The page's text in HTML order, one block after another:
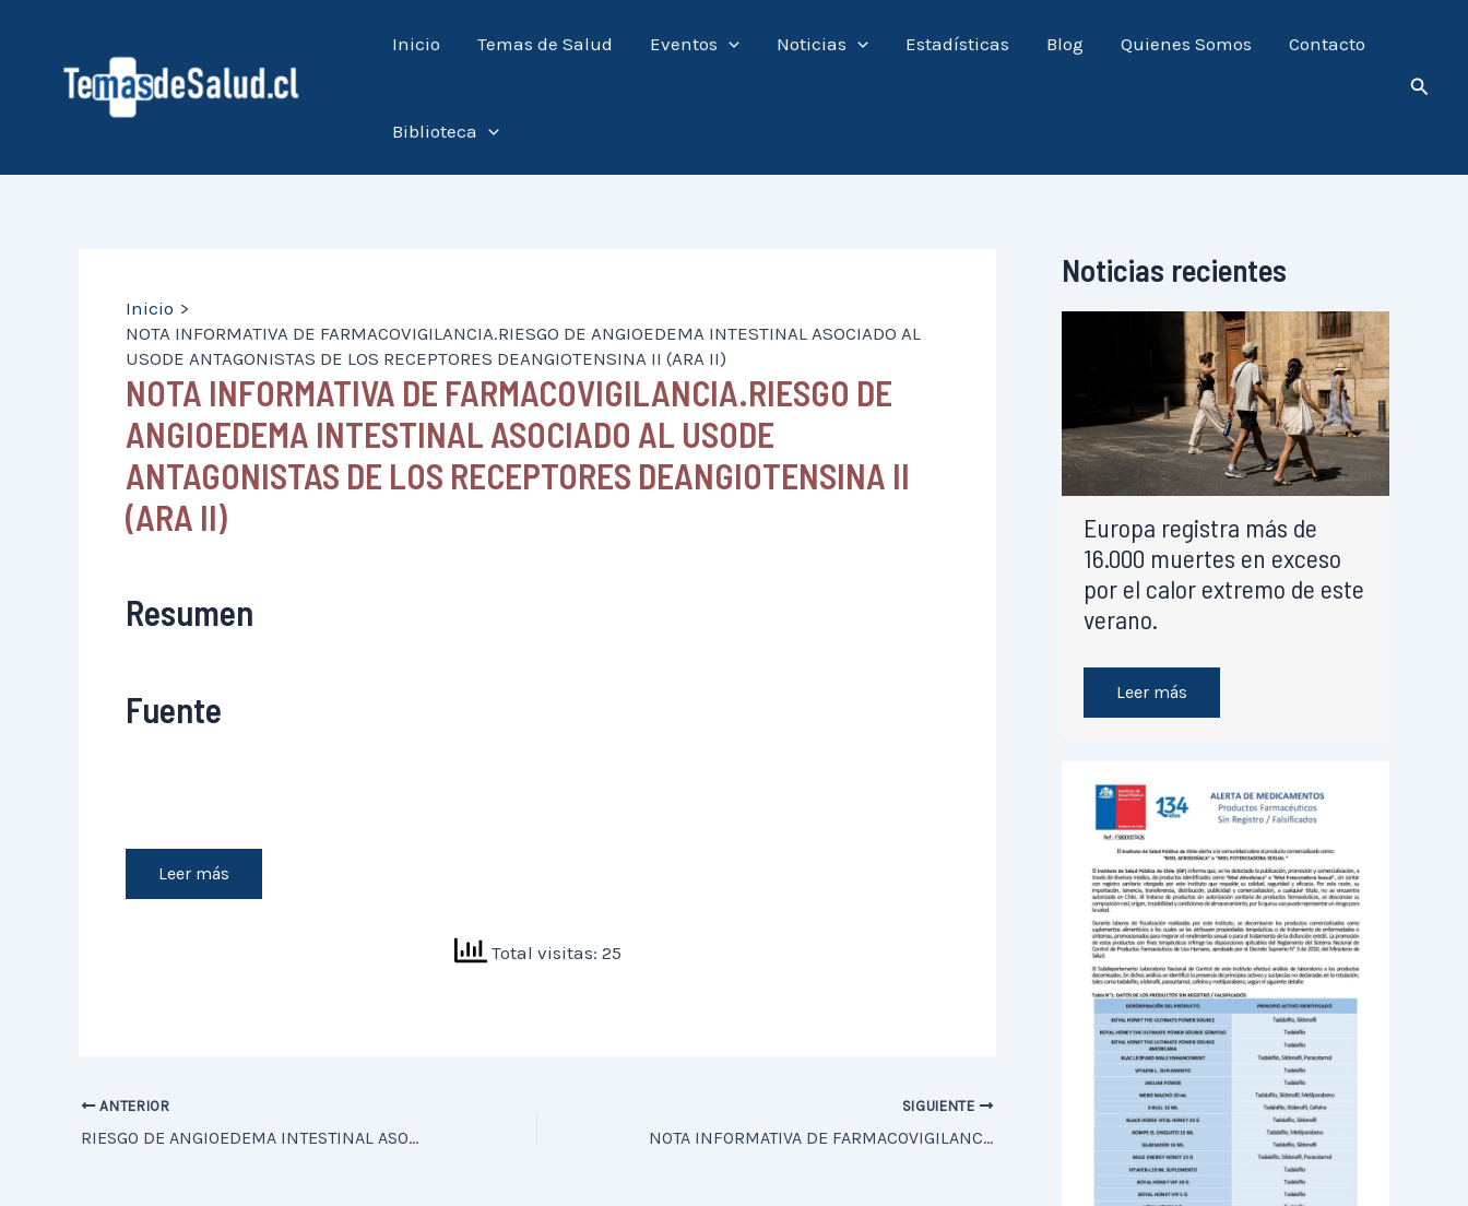
contenido
Inicio Temas de Salud Eventos Noticias Estadísticas Blog Quienes Somos Contacto
Biblioteca
Inicio
NOTA INFORMATIVA DE FARMACOVIGILANCIA.RIESGO DE ANGIOEDEMA INTESTINAL ASOCIADO AL
USODE ANTAGONISTAS DE LOS RECEPTORES DEANGIOTENSINA II (ARA II)
NOTA INFORMATIVA DE FARMACOVIGILANCIA.RIESGO DE
ANGIOEDEMA INTESTINAL ASOCIADO AL USODE
ANTAGONISTAS DE LOS RECEPTORES DEANGIOTENSINA II
(ARA II)
Resumen
Fuente
Leer más
Total visitas: 25
ANTERIOR
RIESGO DE ANGIOEDEMA INTESTINAL ASOCIADO AL USO DE ANTAGONISTAS DE LOS RECEPTORES DE ANGIOTENSINA II (ARA II).
SIGUIENTE
NOTA INFORMATIVA DE FARMACOVIGILANCIA: VALPROATO Y SUS DERIVADOS – RIESGO DE TRASTORNOSDEL NEURODESARROLLO Y REACCIONES ADVERSASCUTÁNEAS GRAVES
Noticias recientes
Europa registra más de
16.000 muertes en exceso
por el calor extremo de este
verano.
Leer más